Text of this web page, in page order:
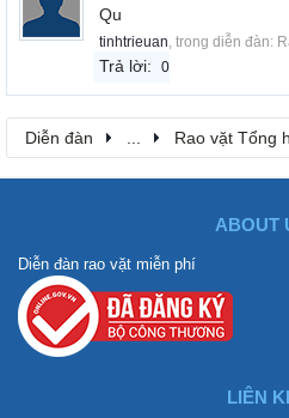
Qu
tinhtrieuan, trong diễn đàn:
Trả lời: 0
Diễn đàn Rao vặt Tổng
ABOUT
Diễn đàn rao vặt miễn phí
LIÊN